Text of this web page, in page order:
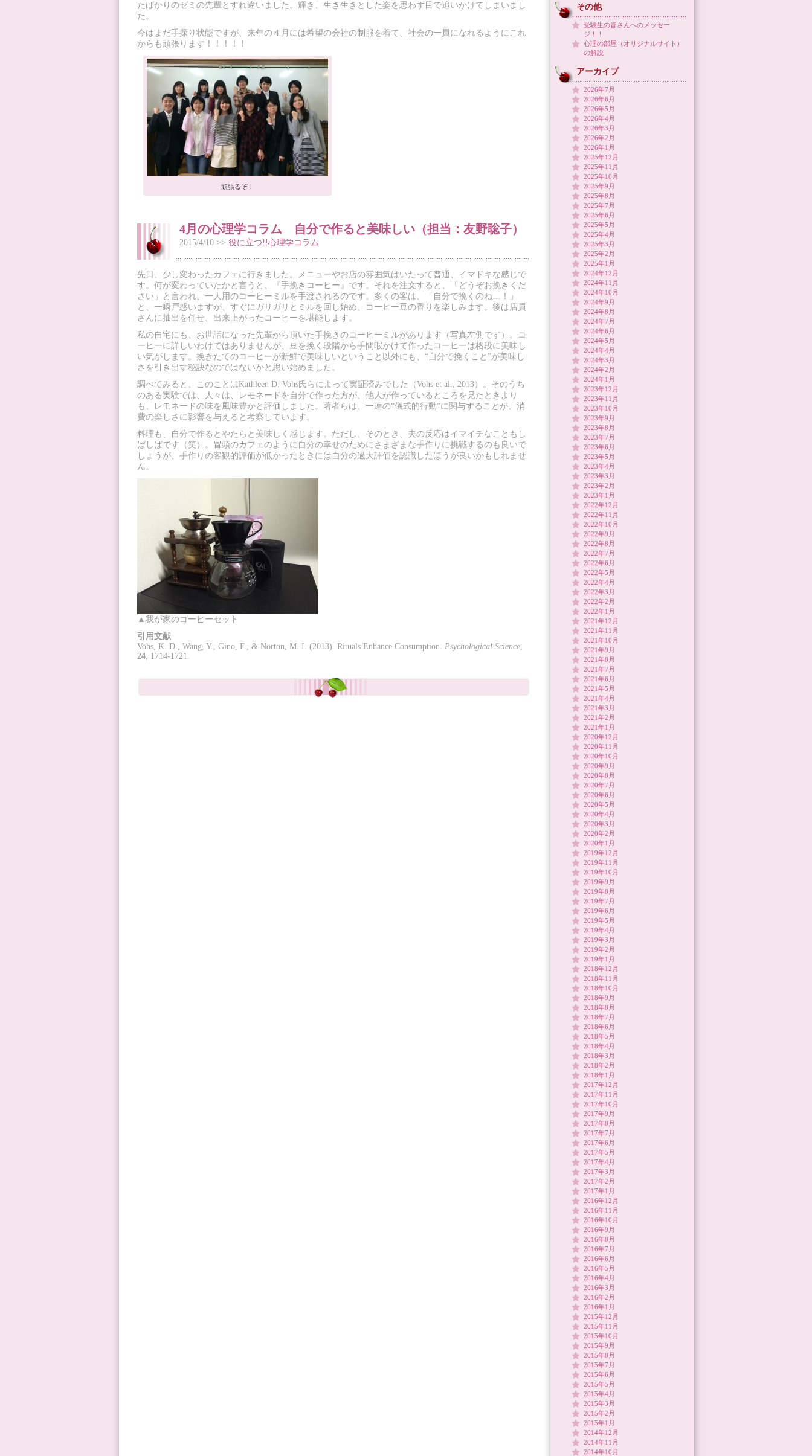
たばかりのゼミの先輩とすれ違いました。輝き、生き生きとした姿を思わず目で追いかけてしまいまし
た。
今はまだ手探り状態ですが、来年の４月には希望の会社の制服を着て、社会の一員になれるようにこれ
からも頑張ります！！！！！
頑張るぞ！
4月の心理学コラム 自分で作ると美味しい（担当：友野聡子）
2015/4/10 >> 役に立つ!!心理学コラム
先日、少し変わったカフェに行きました。メニューやお店の雰囲気はいたって普通、イマドキな感じで
す。何が変わっていたかと言うと、『手挽きコーヒー』です。それを注文すると、「どうぞお挽きくだ
さい」と言われ、一人用のコーヒーミルを手渡されるのです。多くの客は、「自分で挽くのね…！」
と、一瞬戸惑いますが、すぐにガリガリとミルを回し始め、コーヒー豆の香りを楽しみます。後は店員
さんに抽出を任せ、出来上がったコーヒーを堪能します。
私の自宅にも、お世話になった先輩から頂いた手挽きのコーヒーミルがあります（写真左側です）。コ
ーヒーに詳しいわけではありませんが、豆を挽く段階から手間暇かけて作ったコーヒーは格段に美味し
い気がします。挽きたてのコーヒーが新鮮で美味しいということ以外にも、“自分で挽くこと”が美味し
さを引き出す秘訣なのではないかと思い始めました。
調べてみると、このことはKathleen D. Vohs氏らによって実証済みでした（Vohs et al., 2013）。そのうち
のある実験では、人々は、レモネードを自分で作った方が、他人が作っているところを見たときより
も、レモネードの味を風味豊かと評価しました。著者らは、一連の“儀式的行動”に関与することが、消
費の楽しさに影響を与えると考察しています。
料理も、自分で作るとやたらと美味しく感じます。ただし、そのとき、夫の反応はイマイチなこともし
ばしばです（笑）。冒頭のカフェのように自分の幸せのためにさまざまな手作りに挑戦するのも良いで
しょうが、手作りの客観的評価が低かったときには自分の過大評価を認識したほうが良いかもしれませ
ん。
▲我が家のコーヒーセット
引用文献
Vohs, K. D., Wang, Y., Gino, F., & Norton, M. I. (2013). Rituals Enhance Consumption. Psychological Science,
24, 1714-1721.
その他
受験生の皆さんへのメッセー
ジ！！
心理の部屋（オリジナルサイト）
の解説
アーカイブ
2026年7月
2026年6月
2026年5月
2026年4月
2026年3月
2026年2月
2026年1月
2025年12月
2025年11月
2025年10月
2025年9月
2025年8月
2025年7月
2025年6月
2025年5月
2025年4月
2025年3月
2025年2月
2025年1月
2024年12月
2024年11月
2024年10月
2024年9月
2024年8月
2024年7月
2024年6月
2024年5月
2024年4月
2024年3月
2024年2月
2024年1月
2023年12月
2023年11月
2023年10月
2023年9月
2023年8月
2023年7月
2023年6月
2023年5月
2023年4月
2023年3月
2023年2月
2023年1月
2022年12月
2022年11月
2022年10月
2022年9月
2022年8月
2022年7月
2022年6月
2022年5月
2022年4月
2022年3月
2022年2月
2022年1月
2021年12月
2021年11月
2021年10月
2021年9月
2021年8月
2021年7月
2021年6月
2021年5月
2021年4月
2021年3月
2021年2月
2021年1月
2020年12月
2020年11月
2020年10月
2020年9月
2020年8月
2020年7月
2020年6月
2020年5月
2020年4月
2020年3月
2020年2月
2020年1月
2019年12月
2019年11月
2019年10月
2019年9月
2019年8月
2019年7月
2019年6月
2019年5月
2019年4月
2019年3月
2019年2月
2019年1月
2018年12月
2018年11月
2018年10月
2018年9月
2018年8月
2018年7月
2018年6月
2018年5月
2018年4月
2018年3月
2018年2月
2018年1月
2017年12月
2017年11月
2017年10月
2017年9月
2017年8月
2017年7月
2017年6月
2017年5月
2017年4月
2017年3月
2017年2月
2017年1月
2016年12月
2016年11月
2016年10月
2016年9月
2016年8月
2016年7月
2016年6月
2016年5月
2016年4月
2016年3月
2016年2月
2016年1月
2015年12月
2015年11月
2015年10月
2015年9月
2015年8月
2015年7月
2015年6月
2015年5月
2015年4月
2015年3月
2015年2月
2015年1月
2014年12月
2014年11月
2014年10月